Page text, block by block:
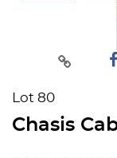
Lot 80
Chasis